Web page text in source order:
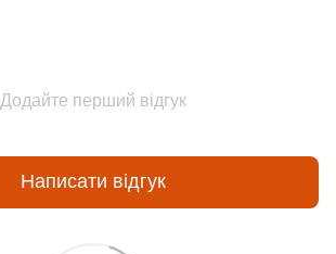
Додайте перший відгук
Написати відгук